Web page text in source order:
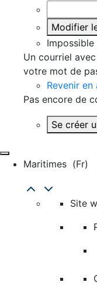
Modifier
Un courriel
votre mot de
Revenir en
Pas encore de
Se créer
Maritimes (fr)
Site